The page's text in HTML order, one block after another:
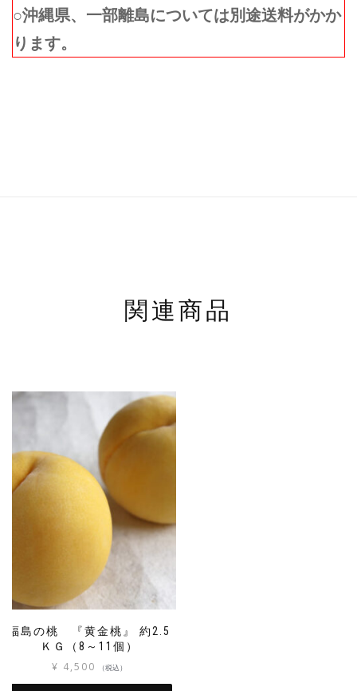
○沖縄県、一部離島については別途送料がかか
ります。
関連商品
福島の桃 『黄金桃』 約2.5
ＫＧ（8～11個）
¥ 4,500 （税込）